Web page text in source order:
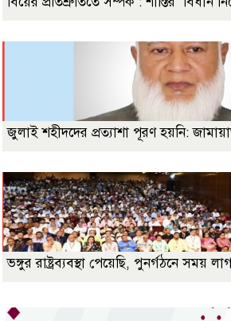
জুলাই শহীদদের প্রত্যাশা পূরণ হয়নি:
ভঙ্গুর রাষ্ট্রব্যবস্থা পেয়েছি, পুনর্গঠনে সময়